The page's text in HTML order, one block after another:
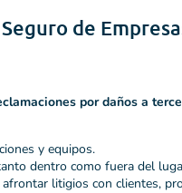
de
por daños a
y equipos.
dentro como fuera del
litigios con clientes,